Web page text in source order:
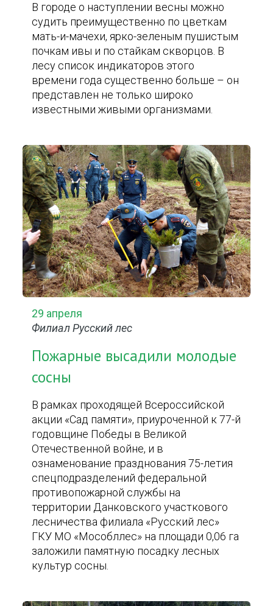
В городе о наступлении весны можно
судить преимущественно по цветкам
мать-и-мачехи, ярко-зеленым пушистым
почкам ивы и по стайкам скворцов. В
лесу список индикаторов этого
времени года существенно больше – он
представлен не только широко
известными живыми организмами.
29 апреля
Филиал Русский лес
Пожарные высадили молодые
сосны
В рамках проходящей Всероссийской
акции «Сад памяти», приуроченной к 77-й
годовщине Победы в Великой
Отечественной войне, и в
ознаменование празднования 75-летия
спецподразделений федеральной
противопожарной службы на
территории Данковского участкового
лесничества филиала «Русский лес»
ГКУ МО «Мособллес» на площади 0,06 га
заложили памятную посадку лесных
культур сосны.